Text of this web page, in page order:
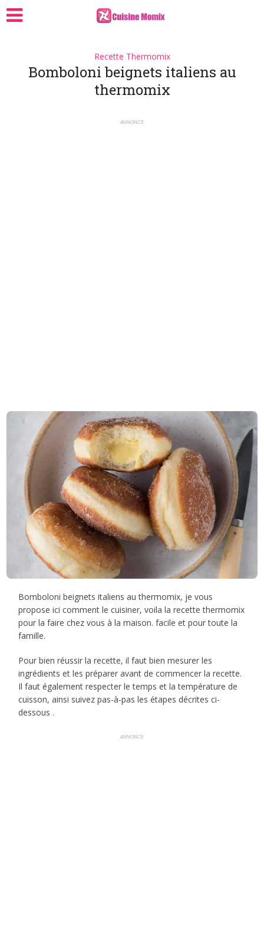
Recette Thermomix
Bomboloni beignets italiens au
thermomix
ANNONCE
Bomboloni beignets italiens au thermomix, je vous
propose ici comment le cuisiner, voila la recette thermomix
pour la faire chez vous à la maison. facile et pour toute la
famille.
Pour bien réussir la recette, il faut bien mesurer les
ingrédients et les préparer avant de commencer la recette.
Il faut également respecter le temps et la température de
cuisson, ainsi suivez pas-à-pas les étapes décrites ci-
dessous .
ANNONCE